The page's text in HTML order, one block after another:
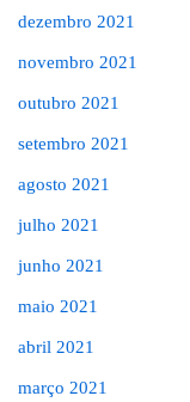
dezembro 2021
novembro 2021
outubro 2021
setembro 2021
agosto 2021
julho 2021
junho 2021
maio 2021
abril 2021
março 2021